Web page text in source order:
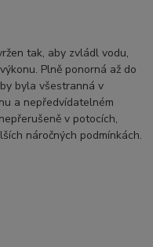
tak, aby zvládl vodu,
Plně ponorná až do
byla všestranná v
a nepředvídatelném
v potocích,
náročných podmínkách.